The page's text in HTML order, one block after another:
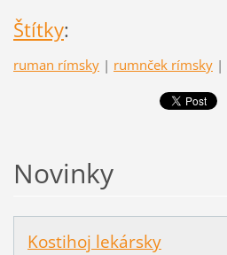
Štítky:
ruman rímsky | rumnček rímsky |
Novinky
Kostihoj lekársky